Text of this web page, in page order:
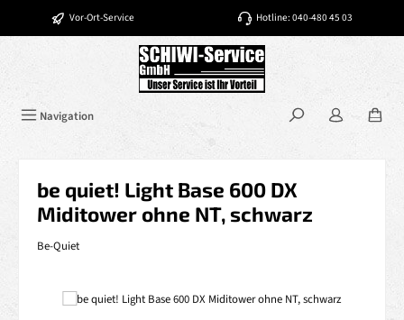
Zum Hauptinhalt springen
Vor-Ort-Service Hotline: 040-480 45 03
Navigation
be quiet! Light Base 600 DX
Miditower ohne NT, schwarz
Be-Quiet
Bildergalerie überspringen